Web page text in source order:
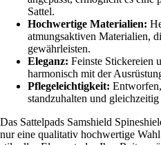
Sattel.
Hochwertige Materialien:
atmungsaktiven Materialien,
gewährleisten.
Eleganz: Feinste Stickereien
harmonisch mit der
Pflegeleichtigkeit:
standzuhalten und
Das Sattelpads Samshield
nur eine qualitativ hochwertige